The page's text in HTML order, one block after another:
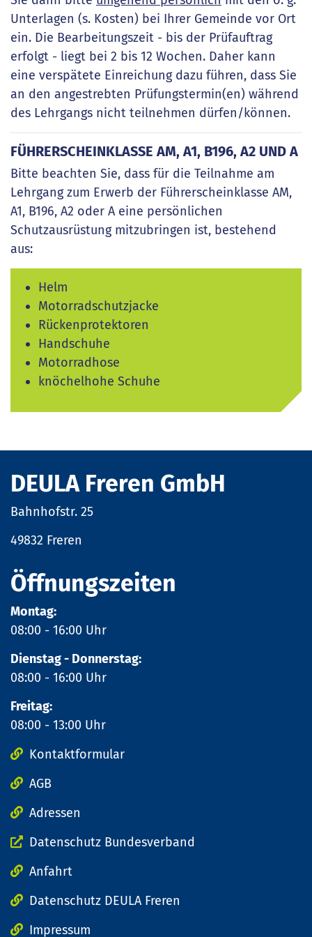
Unterlagen (s. Kosten) bei Ihrer Gemeinde vor Ort
ein. Die Bearbeitungszeit - bis der Prüfauftrag
erfolgt - liegt bei 2 bis 12 Wochen. Daher kann
eine verspätete Einreichung dazu führen, dass Sie
an den angestrebten Prüfungstermin(en) während
des Lehrgangs nicht teilnehmen dürfen/können.
FÜHRERSCHEINKLASSE AM, A1, B196, A2 UND A
Bitte beachten Sie, dass für die Teilnahme am
Lehrgang zum Erwerb der Führerscheinklasse AM,
A1, B196, A2 oder A eine persönlichen
Schutzausrüstung mitzubringen ist, bestehend
aus:
Helm
Motorradschutzjacke
Rückenprotektoren
Handschuhe
Motorradhose
knöchelhohe Schuhe
DEULA Freren GmbH
Bahnhofstr. 25
49832 Freren
Öffnungszeiten
Montag:
08:00 - 16:00 Uhr
Dienstag - Donnerstag:
08:00 - 16:00 Uhr
Freitag:
08:00 - 13:00 Uhr
Kontaktformular
AGB
Adressen
Datenschutz Bundesverband
Anfahrt
Datenschutz DEULA Freren
Impressum